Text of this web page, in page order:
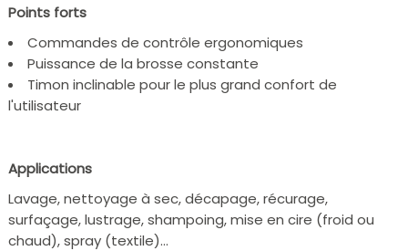
Points forts
Commandes de contrôle ergonomiques
Puissance de la brosse constante
Timon inclinable pour le plus grand confort de
l'utilisateur
Applications
Lavage, nettoyage à sec, décapage, récurage,
surfaçage, lustrage, shampoing, mise en cire (froid ou
chaud), spray (textile)…